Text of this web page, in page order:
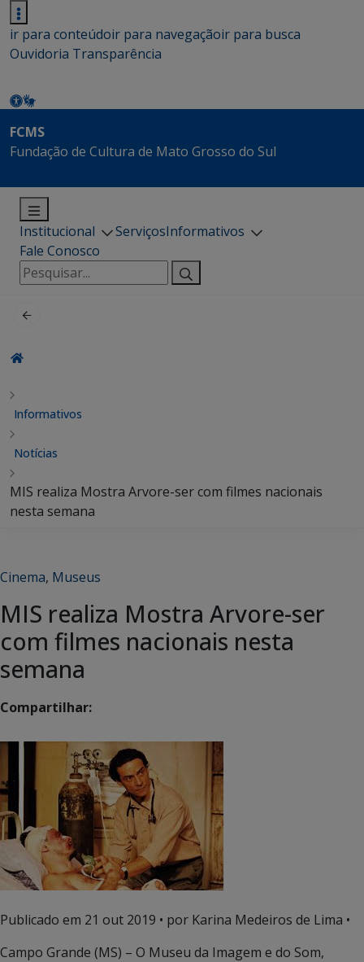
ir para conteúdoir para navegaçãoir para busca
Ouvidoria Transparência
FCMS
Fundação de Cultura de Mato Grosso do Sul
Institucional ServiçosInformativos
Fale Conosco
Pesquisar
por:
Informativos
Notícias
MIS realiza Mostra Arvore-ser com filmes nacionais
nesta semana
Cinema, Museus
MIS realiza Mostra Arvore-ser
com filmes nacionais nesta
semana
Compartilhar:
Publicado em 21 out 2019 • por Karina Medeiros de Lima •
Campo Grande (MS) – O Museu da Imagem e do Som,